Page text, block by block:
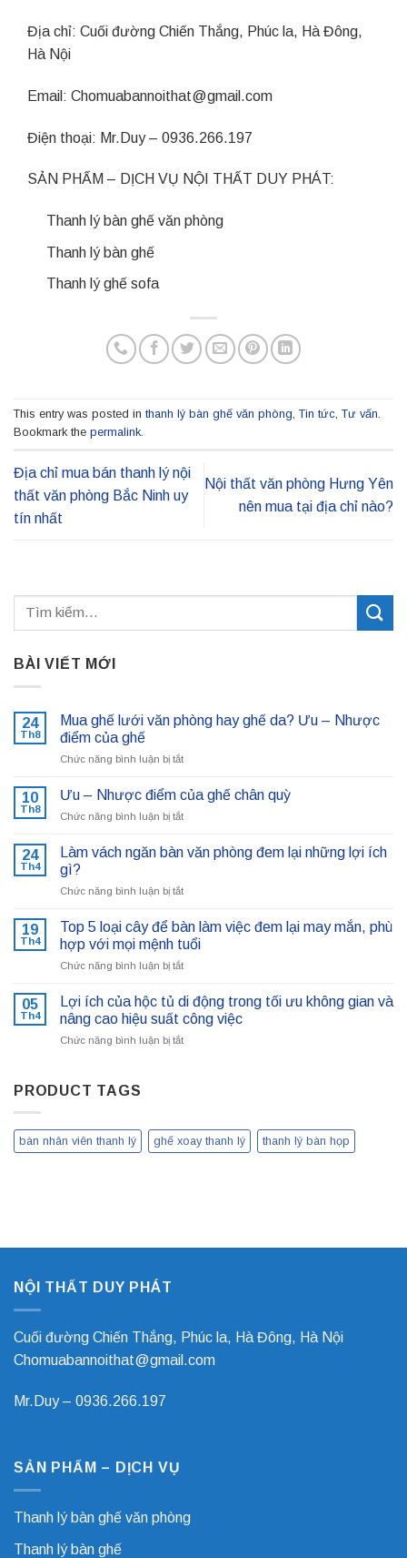
Địa chỉ: Cuối đường Chiến Thắng, Phúc la, Hà Đông,
Hà Nội
Email: Chomuabannoithat@gmail.com
Điện thoại: Mr.Duy – 0936.266.197
SẢN PHẨM – DỊCH VỤ NỘI THẤT DUY PHÁT:
Thanh lý bàn ghế văn phòng
Thanh lý bàn ghế
Thanh lý ghế sofa
This entry was posted in thanh lý bàn ghế văn phòng ,Tin tức ,Tư vấn
Bookmark the permalink
Địa chỉ mua bán thanh lý nội
thất văn phòng Bắc Ninh uy
tín nhất
Nội thất văn phòng Hưng Yên
nên mua tại địa chỉ nào?
BÀI VIẾT MỚI
24
Th8
Mua ghế lưới văn phòng hay ghế da? Ưu – Nhược
điểm của ghế
Chức năng bình luận bị tắtở
ghế
lưới
văn
hay
Ưu
Nhược
điểm
10
Th8
Ưu – Nhược điểm của ghế chân quỳ
Chức năng bình luận bị tắtở
Nhược
của
chân
quỳ
24
Th4
Làm vách ngăn bàn văn phòng đem lại những lợi ích
gì?
Chức năng bình luận bị tắtở
vách
ngăn
bàn
văn
đem
lại
những
lợi
19
Th4
Top 5 loại cây để bàn làm việc đem lại may mắn, phù
hợp với mọi mệnh tuổi
Chức năng bình luận bị tắtở
5
loại
cây
để
mắn,
05
Th4
Lợi ích của hộc tủ di động trong tối ưu không gian và
nâng cao hiệu suất công việc
Chức năng bình luận bị tắtở
di
động
việc
PRODUCT TAGS
bàn nhân viên thanh lý ghế xoay thanh lý thanh lý bàn họp
NỘI THẤT DUY PHÁT
Cuối đường Chiến Thắng, Phúc la, Hà Đông, Hà Nội
Chomuabannoithat@gmail.com
Mr.Duy – 0936.266.197
SẢN PHẨM – DỊCH VỤ
Thanh lý bàn ghế văn phòng
Thanh lý bàn ghế